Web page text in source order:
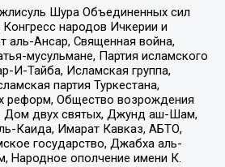
Шура Объединенных сил
народов Ичкерии и
аль-Ансар, Священная война,
мусульмане, Партия исламского
И-Тайба, Исламская группа,
партия Туркестана,
реформ, Общество возрождения
Дом двух святых, Джунд аш-Шам,
Каида, Имарат Кавказ, АБТО,
государство, Джабха аль-
Народное ополчение имени К.